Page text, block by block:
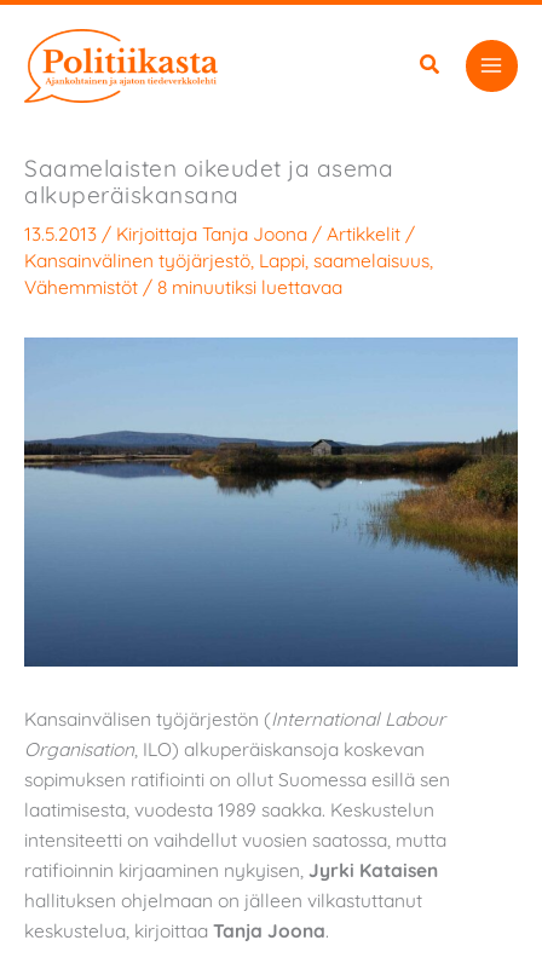
sisältöön
Saamelaisten oikeudet ja asema
alkuperäiskansana
13.5.2013 / Kirjoittaja Tanja Joona / Artikkelit /
Kansainvälinen työjärjestö Lappi saamelaisuus
Vähemmistöt / 8 minuutiksi luettavaa
Kansainvälisen työjärjestön (International Labour
Organisation, ILO) alkuperäiskansoja koskevan
sopimuksen ratifiointi on ollut Suomessa esillä sen
laatimisesta, vuodesta 1989 saakka. Keskustelun
intensiteetti on vaihdellut vuosien saatossa, mutta
ratifioinnin kirjaaminen nykyisen, Jyrki Kataisen
hallituksen ohjelmaan on jälleen vilkastuttanut
keskustelua, kirjoittaa Tanja Joona.